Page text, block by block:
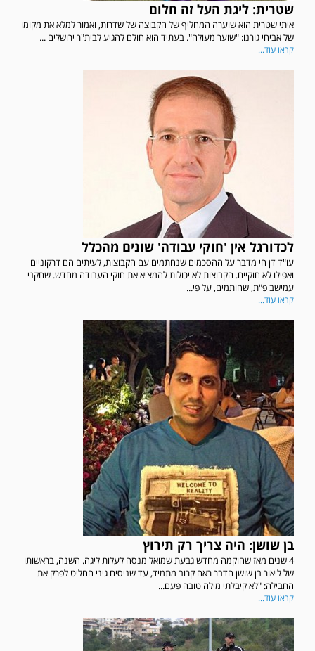
שטרית: ליגת העל זה חלום
איתי שטרית הוא שוערה המחליף של הקבוצה של שדרות, ואמור למלא את מקומו
של אביחי גורנו: "שוער מעולה". בעתיד הוא חולם להגיע לבית"ר ירושלים ...
קראו עוד...
לכדורגל אין 'חוקי עבודה' שונים מהכלל
עו"ד דן חי מדבר על ההסכמים שנחתמים עם הקבוצות, לעיתים הם דרקוניים
ואפילו לא חוקיים. הקבוצות לא יכולות להמציא את חוקי העבודה מחדש. שחקני
עמישב פ"ת, שחותמים, על פי...
קראו עוד...
בן שושן: היה צריך רק תירוץ
4 שנים מאז שהוקמה מחדש גבעת שמואל מנסה לעלות ליגה. השנה, בראשותו
של ליאור בן שושן הדבר ראה קרוב מתמיד, עד שניסים גיני החליט לפרק את
החבילה: "לא קיבלתי מילה טובה פעם...
קראו עוד...